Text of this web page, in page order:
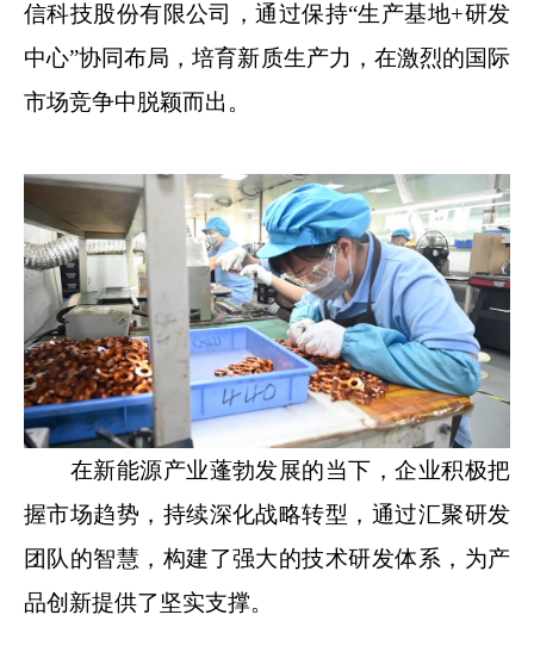
信科技股份有限公司，通过保持“生产基地+研发
中心”协同布局，培育新质生产力，在激烈的国际
市场竞争中脱颖而出。
在新能源产业蓬勃发展的当下，企业积极把
握市场趋势，持续深化战略转型，通过汇聚研发
团队的智慧，构建了强大的技术研发体系，为产
品创新提供了坚实支撑。